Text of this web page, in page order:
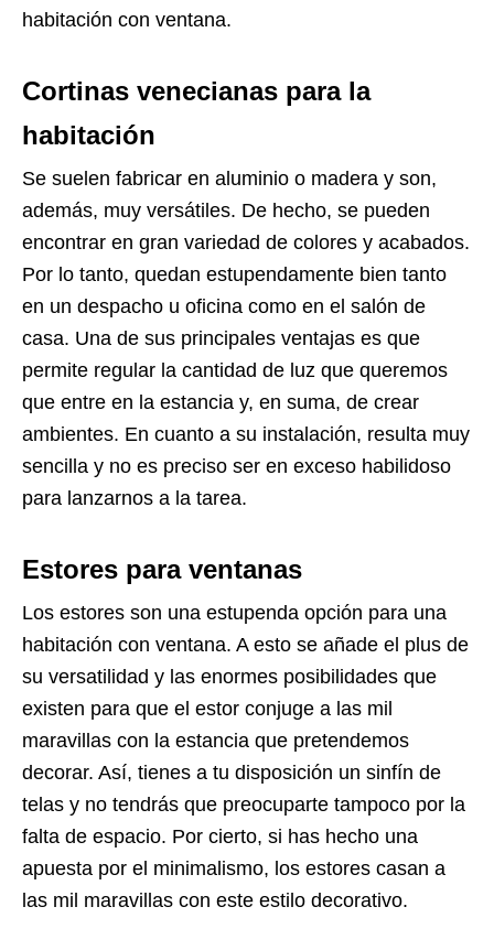
habitación con ventana.
Cortinas venecianas para la
habitación
Se suelen fabricar en aluminio o madera y son,
además, muy versátiles. De hecho, se pueden
encontrar en gran variedad de colores y acabados.
Por lo tanto, quedan estupendamente bien tanto
en un despacho u oficina como en el salón de
casa. Una de sus principales ventajas es que
permite regular la cantidad de luz que queremos
que entre en la estancia y, en suma, de crear
ambientes. En cuanto a su instalación, resulta muy
sencilla y no es preciso ser en exceso habilidoso
para lanzarnos a la tarea.
Estores para ventanas
Los estores son una estupenda opción para una
habitación con ventana. A esto se añade el plus de
su versatilidad y las enormes posibilidades que
existen para que el estor conjuge a las mil
maravillas con la estancia que pretendemos
decorar. Así, tienes a tu disposición un sinfín de
telas y no tendrás que preocuparte tampoco por la
falta de espacio. Por cierto, si has hecho una
apuesta por el minimalismo, los estores casan a
las mil maravillas con este estilo decorativo.